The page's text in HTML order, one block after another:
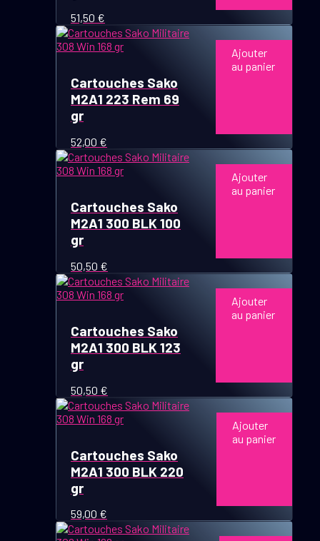
51,50 €
Cartouches Sako
M2A1 223 Rem 69
gr
52,00 €
Ajouter
au panier
Cartouches Sako
M2A1 300 BLK 100
gr
50,50 €
Ajouter
au panier
Cartouches Sako
M2A1 300 BLK 123
gr
50,50 €
Ajouter
au panier
Cartouches Sako
M2A1 300 BLK 220
gr
59,00 €
Ajouter
au panier